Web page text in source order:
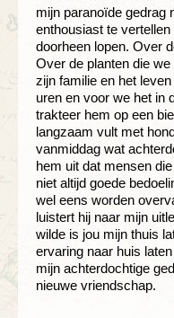
mijn paranoïde gedrag
enthousiast te
doorheen lopen. Over
Over de planten die
zijn familie en het
uren en voor we het in
trakteer hem op een
langzaam vult met
vanmiddag wat
hem uit dat mensen
niet altijd goede
wel eens worden
luistert hij naar mijn
wilde is jou mijn thuis
ervaring naar huis
mijn achterdochtige
nieuwe vriendschap.